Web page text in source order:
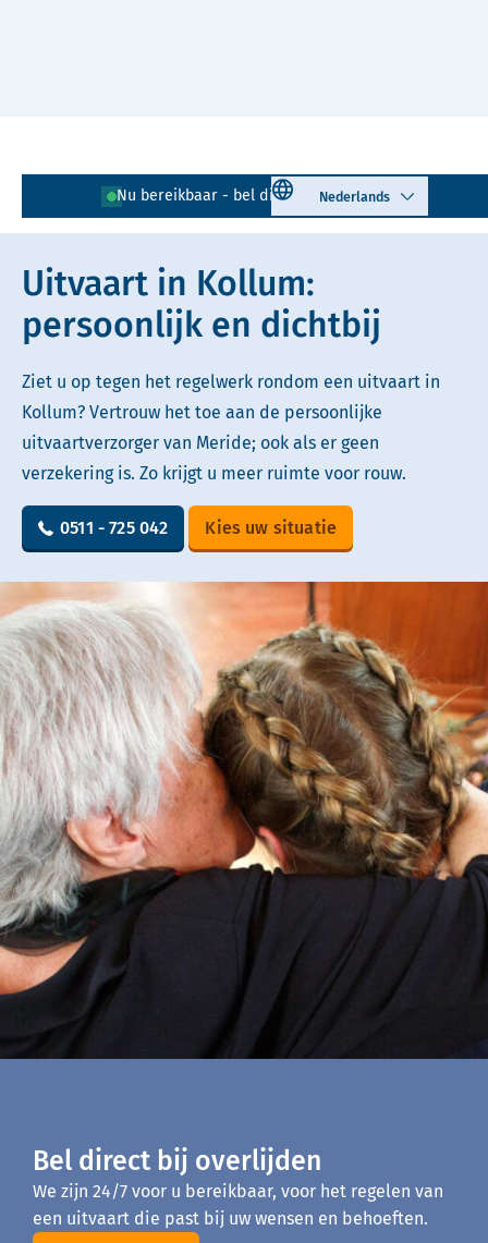
Nu bereikbaar - bel direct! 0511 - 725 042
Select language
Lees voor Uitleg woorden
Simpele tekst
Uitvaart in Kollum:
persoonlijk en dichtbij
Ziet u op tegen het regelwerk rondom een uitvaart in
Kollum? Vertrouw het toe aan de persoonlijke
uitvaartverzorger van Meride; ook als er geen
verzekering is. Zo krijgt u meer ruimte voor rouw.
0511 - 725 042 Kies uw situatie
Bel direct bij overlijden
We zijn 24/7 voor u bereikbaar, voor het regelen van
een uitvaart die past bij uw wensen en behoeften.